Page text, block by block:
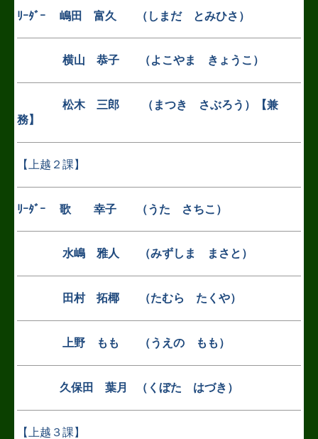
個人情報保護方針
ﾘｰﾀﾞｰ嶋田 富久 （しまだ とみひさ）
横山 恭子 （よこやま きょうこ）
松木 三郎 （まつき さぶろう）【兼
務】
【上越２課】
ﾘｰﾀﾞｰ 歌 幸子 （うた さちこ）
水嶋 雅人 （みずしま まさと）
田村 拓椰 （たむら たくや）
上野 もも （うえの もも）
久保田 葉月 （くぼた はづき）
【上越３課】